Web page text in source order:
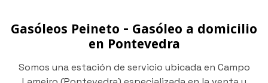
Gasóleos Peineto - Gasóleo a domicilio
en Pontevedra
Somos una estación de servicio ubicada en Campo